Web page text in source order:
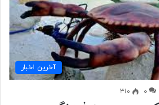
آخرین اخبار
۰ ۳۱۰